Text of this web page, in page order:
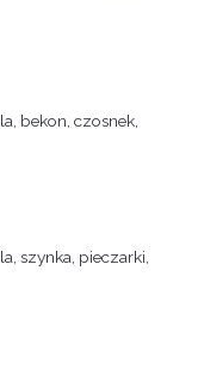
bekon, czosnek,
szynka, pieczarki,